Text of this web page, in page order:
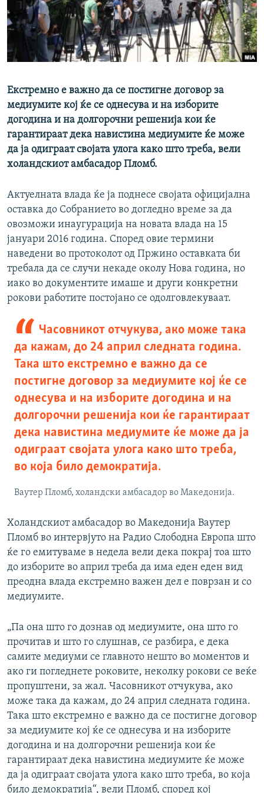
РСЕ веб страници
Eкстремно е важно да се постигне договор за
медиумите кој ќе се однесува и на изборите
догодина и на долгорочни решенија кои ќе
гарантираат дека навистина медиумите ќе може
да ја одиграат својата улога како што треба, вели
холандскиот амбасадор Пломб.
Актуелната влада ќе ја поднесе својата официјална
оставка до Собранието во догледно време за да
овозможи инаyгурација на новата влада на 15
јануари 2016 година. Според овие термини
наведени во протоколот од Пржино оставката би
требала да се случи некаде околу Нова година, но
иако во документите имаше и други конкретни
рокови работите постојано се одолговлекуваат.
Часовникот отчукува, ако може така
да кажам, до 24 април следната година.
Така што екстремно е важно да се
постигне договор за медиумите кој ќе се
однесува и на изборите догодина и на
долгорочни решенија кои ќе гарантираат
дека навистина медиумите ќе може да ја
одиграат својата улога како што треба,
во која било демократија.
Ваутер Пломб, холандски амбасадор во Македонија.
Холандскиот амбасадор во Македонија Ваутер
Пломб во интервјуто на Радио Слободна Европа што
ќе го емитуваме в недела вели дека покрај тоа што
до изборите во април треба да има еден еден вид
преодна влада екстремно важен дел е поврзан и со
медиумите.
„Па она што го дознав од медиумите, она што го
прочитав и што го слушнав, се разбира, е дека
самите медиуми се главното нешто во моментов и
ако ги погледнете роковите, неколку рокови се веќе
пропуштени, за жал. Часовникот отчукува, ако
може така да кажам, до 24 април следната година.
Така што екстремно е важно да се постигне договор
за медиумите кој ќе се однесува и на изборите
догодина и на долгорочни решенија кои ќе
гарантираат дека навистина медиумите ќе може
да ја одиграат својата улога како што треба, во која
било демократија“, вели Пломб, според кој